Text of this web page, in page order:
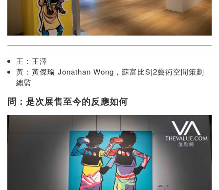
王：王澤
黃：黃傑瑜 Jonathan Wong，蘇富比S|2藝術空間策劃
總監
問：是次展售至今的反應如何